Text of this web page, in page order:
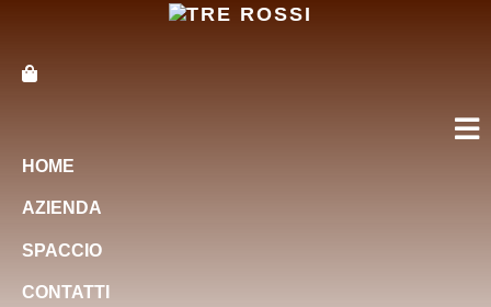
HOME
AZIENDA
SPACCIO
CONTATTI